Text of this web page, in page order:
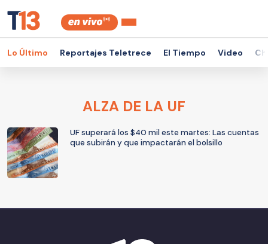
Lo Último Reportajes Teletrece El Tiempo Video
ALZA DE LA UF
UF superará los $40 mil este martes: Las cuentas
que subirán y que impactarán el bolsillo